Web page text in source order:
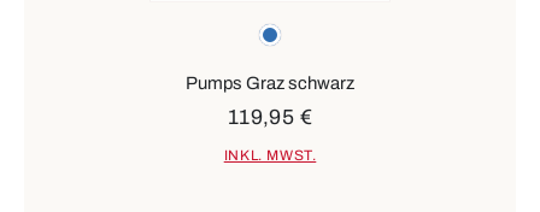
blau
Pumps Graz schwarz
119,95 €
INKL. MWST.